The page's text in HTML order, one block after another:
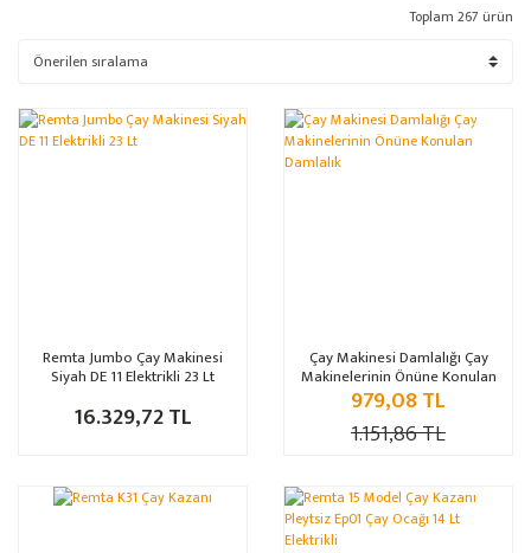
Toplam 267 ürün
Remta Jumbo Çay Makinesi
Siyah DE 11 Elektrikli 23 Lt
16.329,72 TL
%15
Çay Makinesi Damlalığı Çay
Makinelerinin Önüne Konulan
Damlalık
979,08 TL
1.151,86 TL